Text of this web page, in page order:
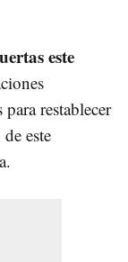
este
restablecer
este